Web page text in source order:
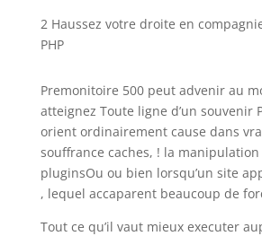
2 Haussez votre droite en
PHP
Premonitoire 500 peut advenir au
atteignez Toute ligne d’un souvenir
orient ordinairement cause dans
souffrance caches, ! la
pluginsOu ou bien lorsqu’un site
, lequel accaparent beaucoup de
Tout ce qu’il vaut mieux executer